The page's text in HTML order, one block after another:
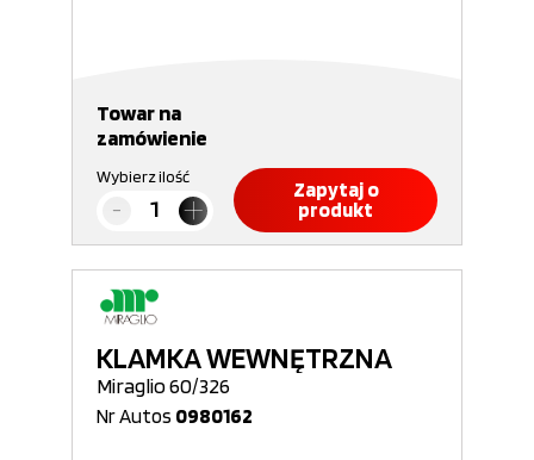
Towar na
zamówienie
Wybierz ilość
Zapytaj o
produkt
KLAMKA WEWNĘTRZNA
Miraglio 60/326
Nr Autos 0980162